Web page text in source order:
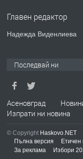
ПРЕДЛАГА
Главен редактор
Надежда Виденлиева
Последвай ни
Асеновград
Изпрати ни новина
© Copyright Haskovo.NET
Пълна версия
Етичен
За реклама
Избори